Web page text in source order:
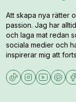
Att skapa nya rätter
passion. Jag har
och laga mat redan
sociala medier och
inspirerar mig att